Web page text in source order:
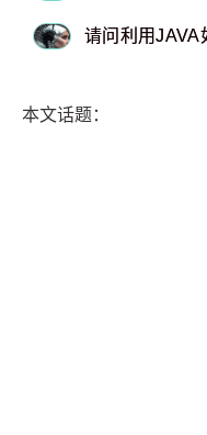
请问利用JAVA
本文话题：